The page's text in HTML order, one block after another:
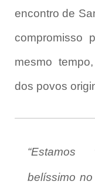
encontro de
compromisso
mesmo
dos povos
belíssimo